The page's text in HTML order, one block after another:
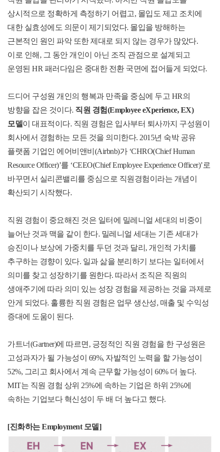
상시적으로 정확하게 측정하기 어렵고, 몰입도 제고 조치에
대한 실효성에도 의문이 제기되었다. 몰입을 방해하는
근본적인 원인 파악 또한 제대로 되지 않는 경우가 많았다.
이로 인해, 그 동안 개인이 아닌 조직 관점으로 설계되고
운영된 HR 패러다임은 중대한 전환 국면에 접어들게 되었다.
드디어 구성원 개인의 행복과 만족을 중심에 두고 HR의
방향을 잡은 것이다. 직원 경험(Employee eXperience, EX)
모델이 대표적이다. 직원 경험은 입사부터 퇴사까지 구성원이
회사에서 경험하는 모든 것을 의미한다. 2015년 숙박 공유
플랫폼 기업인 에어비앤비(Airbnb)가 ‘CHRO(Chief Human
Resource Officer)’를 ‘CEEO(Chief Employee Experience Officer)’로
바꾸면서 실리콘밸리를 중심으로 직원경험이라는 개념이
확산되기 시작했다.
직원 경험이 중요해진 것은 일터에 밀레니얼 세대의 비중이
늘어난 것과 맥을 같이 한다. 밀레니얼 세대는 기존 세대가
승진이나 보상에 가중치를 두던 것과 달리, 개인적 가치를
추구하는 경향이 있다. 일과 삶을 분리하기 보다는 일터에서
의미를 찾고 성장하기를 원한다. 따라서 조직은 직원의
생애주기에 따라 의미 있는 성장 경험을 제공하는 것을 과제로
안게 되었다. 훌륭한 직원 경험은 업무 생산성, 매출 및 수익성
증대에 도움이 된다.
가트너(Gartner)에 따르면, 긍정적인 직원 경험을 한 구성원은
고성과자가 될 가능성이 69%, 자발적인 노력을 할 가능성이
52%, 그리고 회사에서 계속 근무할 가능성이 60% 더 높다.
MIT는 직원 경험 상위 25%에 속하는 기업은 하위 25%에
속하는 기업보다 혁신성이 두 배 더 높다고 했다.
[진화하는 Employment 모델]